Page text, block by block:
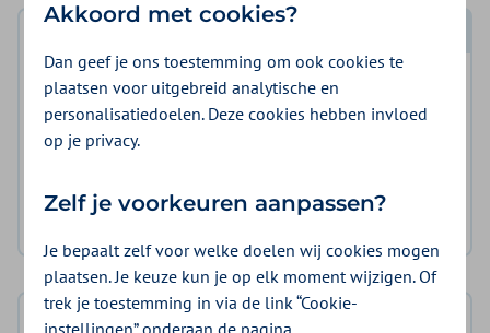
Log in en bekijk welke vergoeding en voorwaarden
voor u gelden.
Basisverzekering
Akkoord met cookies?
Dan geef je ons toestemming om ook cookies te
plaatsen voor uitgebreid analytische en
personalisatiedoelen. Deze cookies hebben invloed
op je privacy.
Zelf je voorkeuren aanpassen?
Je bepaalt zelf voor welke doelen wij cookies mogen
plaatsen. Je keuze kun je op elk moment wijzigen. Of
trek je toestemming in via de link “Cookie-
instellingen” onderaan de pagina.